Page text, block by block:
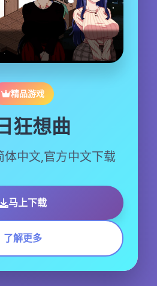
精品游戏
狂想曲
体中文,官方中文下载
马上下载
了解更多